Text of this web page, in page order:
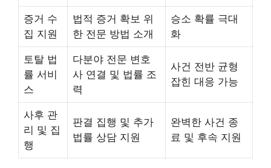
증거 수
집 지원
법적 증거 확보 위
한 전문 방법 소개
승소 확률 극대
화
토탈 법
률 서비
스
다분야 전문 변호
사 연결 및 법률 조
력
사건 전반 균형
잡힌 대응 가능
사후 관
리 및 집
행
판결 집행 및 추가
법률 상담 지원
완벽한 사건 종
료 및 후속 지원